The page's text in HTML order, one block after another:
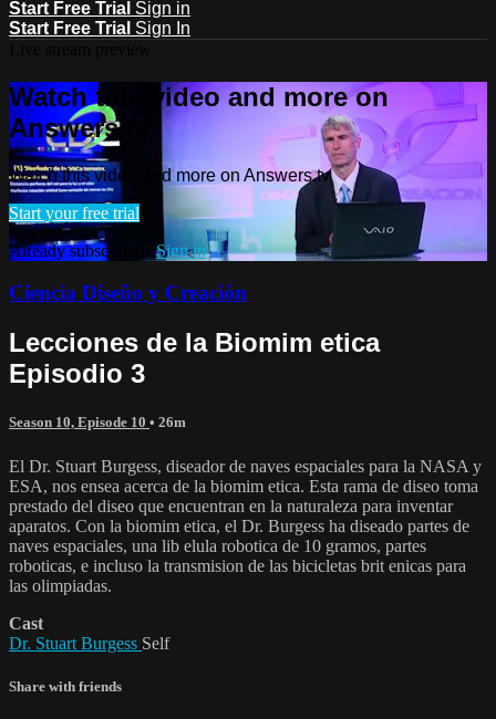
Start Free Trial Sign in
Start Free Trial Sign In
Watch this video and more on
Answers.tv
Watch this video and more on Answers.tv
Start your free trial
Already subscribed?Sign in
Ciencia Diseño y Creación
Lecciones de la Biomim etica
Episodio 3
Season 10, Episode 10 • 26m
El Dr. Stuart Burgess, diseador de naves espaciales para la NASA y
ESA, nos ensea acerca de la biomim etica. Esta rama de diseo toma
prestado del diseo que encuentran en la naturaleza para inventar
aparatos. Con la biomim etica, el Dr. Burgess ha diseado partes de
naves espaciales, una lib elula robotica de 10 gramos, partes
roboticas, e incluso la transmision de las bicicletas brit enicas para
las olimpiadas.
Cast
Dr. Stuart Burgess Self
Share with friends